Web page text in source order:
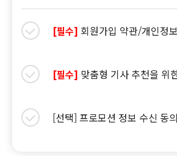
[필수] 회원가입 약관/개인정
[필수] 맞춤형 기사 추천을 위
[선택] 프로모션 정보 수신 동